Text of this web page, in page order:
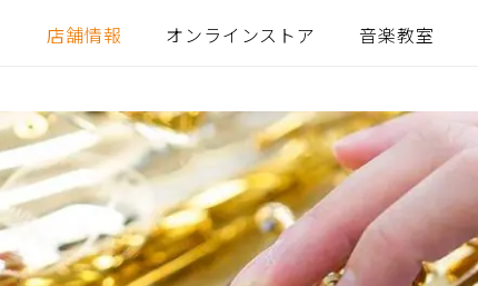
店舗情報 オンラインストア 音楽教室